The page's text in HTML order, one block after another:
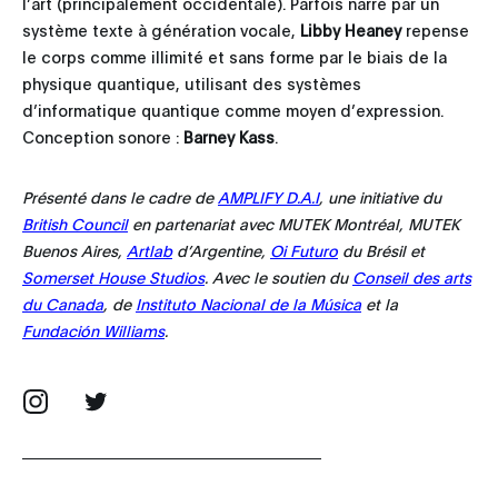
système texte à génération vocale, Libby Heaneyrepense
le corps comme illimité et sans forme par le biais de la
physique quantique, utilisant des systèmes
d’informatique quantique comme moyen d’expression.
Conception sonore : Barney Kass.
Présenté dans le cadre de AMPLIFY D.A.I, une initiative du
British Councilen partenariat avec MUTEK Montréal, MUTEK
Buenos Aires, Artlabd’Argentine, Oi Futuro du Brésil et
Somerset House Studios. Avec le soutien du Conseil des arts
du Canada, de Instituto Nacional de la Música et la
Fundación Williams.